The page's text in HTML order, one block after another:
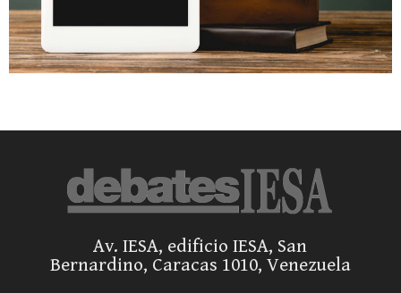
Av. IESA, edificio IESA, San
Bernardino, Caracas 1010, Venezuela